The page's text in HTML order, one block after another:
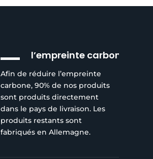
l’empreinte carbone
Afin de réduire l’empreinte
carbone, 90% de nos produits
sont produits directement
dans le pays de livraison. Les
produits restants sont
fabriqués en Allemagne.